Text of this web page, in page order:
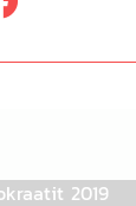
2019